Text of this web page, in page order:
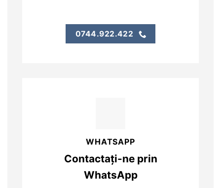
0744.922.422
WHATSAPP
Contactați-ne prin
WhatsApp